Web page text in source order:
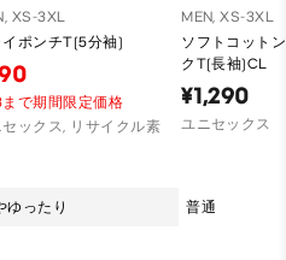
XS-3XL
イポンチT(5分袖)
で期間限定価格
セックス, リサイクル素
ゆったり
MEN, XS-3XL
ソフトコット
クT(長袖)CL
¥1,290
ユニセックス
普通